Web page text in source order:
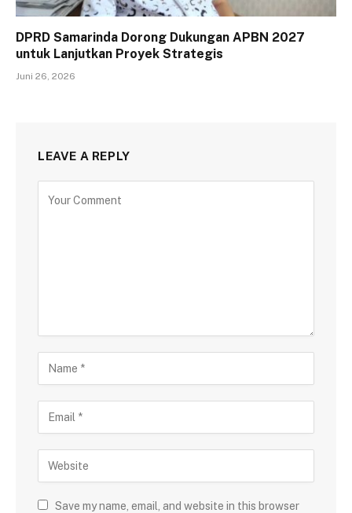
DPRD Samarinda Dorong Dukungan APBN 2027
untuk Lanjutkan Proyek Strategis
Juni 26, 2026
LEAVE A REPLY
Save my name, email, and website in this browser